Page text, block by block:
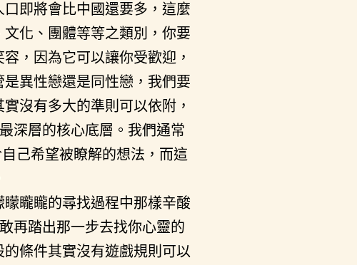
即將會比中國還要多，這麼
化、團體等等之類別，你要
，因為它可以讓你受歡迎，
異性戀還是同性戀，我們要
沒有多大的準則可以依附，
深層的核心底層。我們通常
己希望被瞭解的想法，而這
矓矓的尋找過程中那樣辛酸
再踏出那一步去找你心靈的
條件其實沒有遊戲規則可以